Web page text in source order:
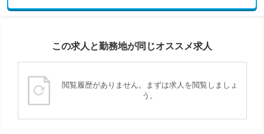
この求人と勤務地が同じオススメ求人
閲覧履歴がありません。まずは求人を閲覧しましょ
う。